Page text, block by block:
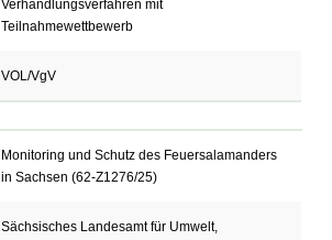
Verhandlungsverfahren mit
Teilnahmewettbewerb
VOL/VgV
Monitoring und Schutz des Feuersalamanders
in Sachsen (62-Z1276/25)
Sächsisches Landesamt für Umwelt,